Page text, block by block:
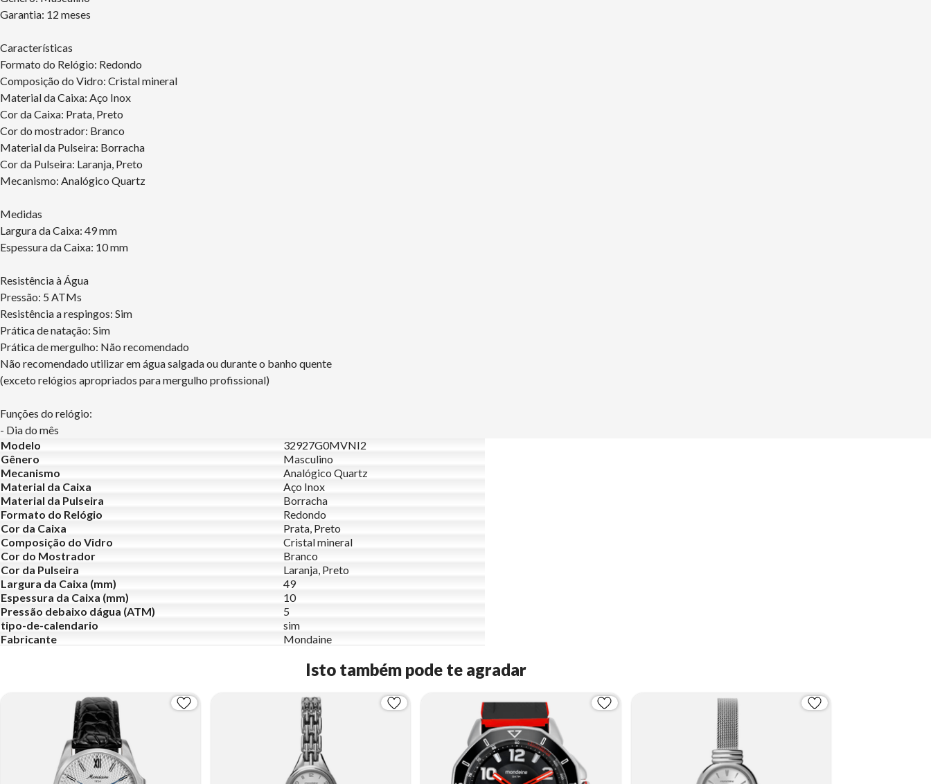
Garantia: 12 meses
Características
Formato do Relógio: Redondo
Composição do Vidro: Cristal mineral
Material da Caixa: Aço Inox
Cor da Caixa: Prata, Preto
Cor do mostrador: Branco
Material da Pulseira: Borracha
Cor da Pulseira: Laranja, Preto
Mecanismo: Analógico Quartz
Medidas
Largura da Caixa: 49 mm
Espessura da Caixa: 10 mm
Resistência à Água
Pressão: 5 ATMs
Resistência a respingos: Sim
Prática de natação: Sim
Prática de mergulho: Não recomendado
Não recomendado utilizar em água salgada ou durante o banho quente
(exceto relógios apropriados para mergulho profissional)
Funções do relógio:
- Dia do mês
Modelo
32927G0MVNI2
Gênero
Masculino
Mecanismo
Analógico Quartz
Material da Caixa
Aço Inox
Material da Pulseira
Borracha
Formato do Relógio
Redondo
Cor da Caixa
Prata, Preto
Composição do Vidro
Cristal mineral
Cor do Mostrador
Branco
Cor da Pulseira
Laranja, Preto
Largura da Caixa (mm)
49
Espessura da Caixa (mm)
10
Pressão debaixo dágua (ATM)
5
tipo-de-calendario
sim
Fabricante
Mondaine
Isto também pode te agradar